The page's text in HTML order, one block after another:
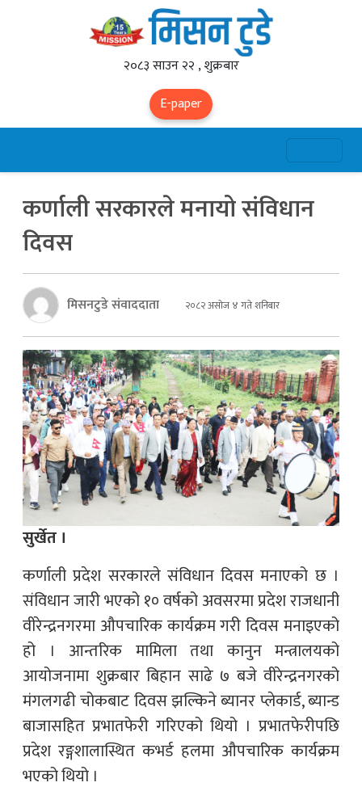
२०८३ साउन २२ , शुक्रबार
E-paper
कर्णाली सरकारले मनायो संविधान
दिवस
मिसनटुडे संवाददाता २०८२ असोज ४ गते शनिबार
सुर्खेत ।
कर्णाली प्रदेश सरकारले संविधान दिवस मनाएको छ ।
संविधान जारी भएको १० वर्षको अवसरमा प्रदेश राजधानी
वीरेन्द्रनगरमा औपचारिक कार्यक्रम गरी दिवस मनाइएको
हो । आन्तरिक मामिला तथा कानुन मन्त्रालयको
आयोजनामा शुक्रबार बिहान साढे ७ बजे वीरेन्द्रनगरको
मंगलगढी चोकबाट दिवस झल्किने ब्यानर प्लेकार्ड, ब्यान्ड
बाजासहित प्रभातफेरी गरिएको थियो । प्रभातफेरीपछि
प्रदेश रङ्गशालास्थित कभर्ड हलमा औपचारिक कार्यक्रम
भएको थियो ।